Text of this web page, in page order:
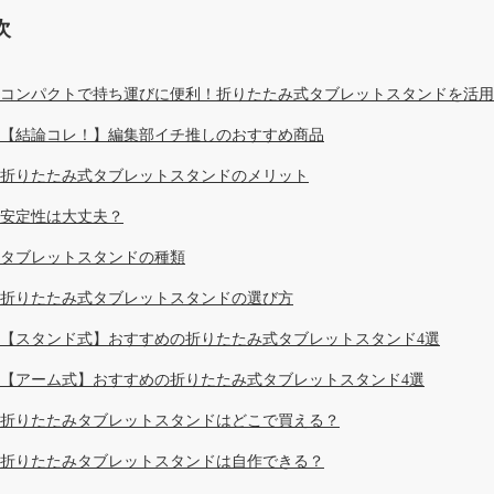
コンパクトで持ち運びに便利！折りたたみ式タブレットスタンドを活
【結論コレ！】編集部イチ推しのおすすめ商品
折りたたみ式タブレットスタンドのメリット
安定性は大丈夫？
タブレットスタンドの種類
折りたたみ式タブレットスタンドの選び方
【スタンド式】おすすめの折りたたみ式タブレットスタンド4選
【アーム式】おすすめの折りたたみ式タブレットスタンド4選
折りたたみタブレットスタンドはどこで買える？
折りたたみタブレットスタンドは自作できる？